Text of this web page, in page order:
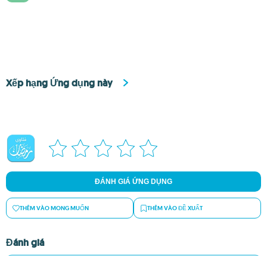
Xếp hạng Ứng dụng này
ĐÁNH GIÁ ỨNG DỤNG
THÊM VÀO MONG MUỐN THÊM VÀO ĐỀ XUẤT
Đánh giá